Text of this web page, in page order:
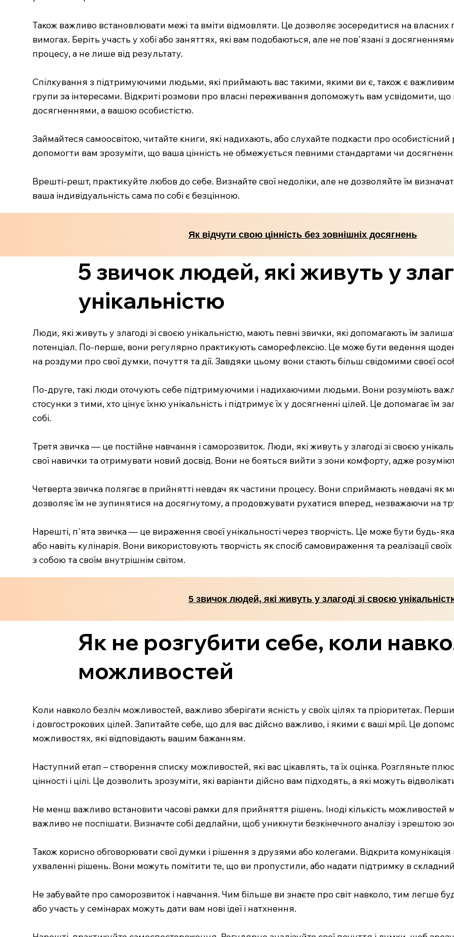
Також важливо встановлювати межі та вміти відмовляти. Це дозволяє зосередитися на власних
вимогах. Беріть участь у хобі або заняттях, які вам подобаються, але не пов'язані з
процесу, а не лише від результату.
Спілкування з підтримуючими людьми, які приймають вас такими, якими ви є, також є
групи за інтересами. Відкриті розмови про власні переживання допоможуть вам усвідомити, що
досягненнями, а вашою особистістю.
Займайтеся самоосвітою, читайте книги, які надихають, або слухайте подкасти про
допомогти вам зрозуміти, що ваша цінність не обмежується певними стандартами чи
Врешті-решт, практикуйте любов до себе. Визнайте свої недоліки, але не дозволяйте їм
ваша індивідуальність сама по собі є безцінною.
Як відчути свою цінність без зовнішніх досягнень
5 звичок людей, які живуть у
унікальністю
Люди, які живуть у злагоді зі своєю унікальністю, мають певні звички, які допомагають їм
потенціал. По-перше, вони регулярно практикують саморефлексію. Це може бути ведення
на роздуми про свої думки, почуття та дії. Завдяки цьому вони стають більш свідомими своєї
По-друге, такі люди оточують себе підтримуючими і надихаючими людьми. Вони розуміють
стосунки з тими, хто цінує їхню унікальність і підтримує їх у досягненні цілей. Це допомагає
собі.
Третя звичка — це постійне навчання і саморозвиток. Люди, які живуть у злагоді зі своєю
свої навички та отримувати новий досвід. Вони не бояться вийти з зони комфорту, адже
Четверта звичка полягає в прийнятті невдач як частини процесу. Вони сприймають невдачі як
дозволяє їм не зупинятися на досягнутому, а продовжувати рухатися вперед, незважаючи на
Нарешті, п'ята звичка — це вираження своєї унікальності через творчість. Це може бути будь-
або навіть кулінарія. Вони використовують творчість як спосіб самовираження та реалізації
з собою та своїм внутрішнім світом.
5 звичок людей, які живуть у злагоді зі своєю
Як не розгубити себе, коли
можливостей
Коли навколо безліч можливостей, важливо зберігати ясність у своїх цілях та пріоритетах.
і довгострокових цілей. Запитайте себе, що для вас дійсно важливо, і якими є ваші мрії. Це
можливостях, які відповідають вашим бажанням.
Наступний етап – створення списку можливостей, які вас цікавлять, та їх оцінка. Розгляньте
цінності і цілі. Це дозволить зрозуміти, які варіанти дійсно вам підходять, а які можуть
Не менш важливо встановити часові рамки для прийняття рішень. Іноді кількість можливостей
важливо не поспішати. Визначте собі дедлайни, щоб уникнути безкінечного аналізу і зрештою
Також корисно обговорювати свої думки і рішення з друзями або колегами. Відкрита
ухваленні рішень. Вони можуть помітити те, що ви пропустили, або надати підтримку в
Не забувайте про саморозвиток і навчання. Чим більше ви знаєте про світ навколо, тим легше
або участь у семінарах можуть дати вам нові ідеї і натхнення.